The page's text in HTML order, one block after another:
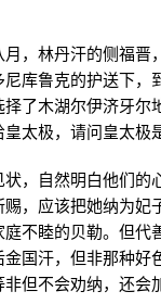
林丹汗的侧福晋，
库鲁克的护送下，
了木湖尔伊济牙尔
太极，请问皇太极
自然明白他们的
，应该把她纳为妃
不睦的贝勒。但代
国汗，但非那种好
但不会劝纳，还会